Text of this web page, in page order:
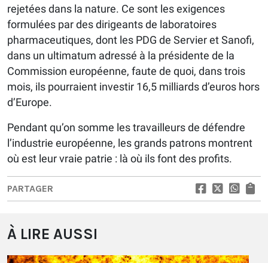
rejetées dans la nature. Ce sont les exigences
formulées par des dirigeants de laboratoires
pharmaceutiques, dont les PDG de Servier et Sanofi,
dans un ultimatum adressé à la présidente de la
Commission européenne, faute de quoi, dans trois
mois, ils pourraient investir 16,5 milliards d’euros hors
d’Europe.
Pendant qu’on somme les travailleurs de défendre
l’industrie européenne, les grands patrons montrent
où est leur vraie patrie : là où ils font des profits.
PARTAGER
À LIRE AUSSI